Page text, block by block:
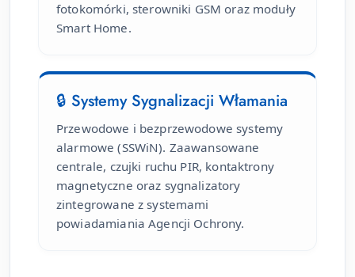
fotokomórki, sterowniki GSM oraz moduły
Smart Home.
🔒 Systemy Sygnalizacji Włamania
Przewodowe i bezprzewodowe systemy
alarmowe (SSWiN). Zaawansowane
centrale, czujki ruchu PIR, kontaktrony
magnetyczne oraz sygnalizatory
zintegrowane z systemami
powiadamiania Agencji Ochrony.